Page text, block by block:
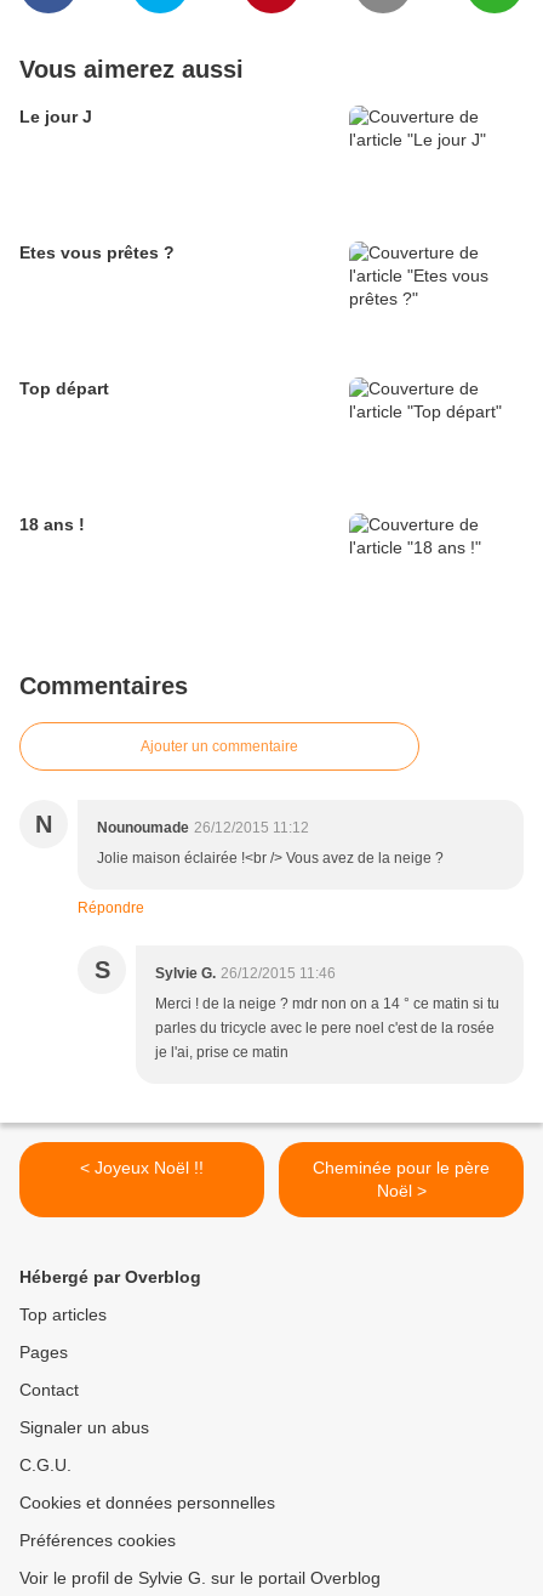
Vous aimerez aussi
Le jour J
Etes vous prêtes ?
Top départ
18 ans !
Commentaires
Ajouter un commentaire
N Nounoumade 26/12/2015 11:12
Jolie maison éclairée !<br /> Vous avez de la neige ?
Répondre
S Sylvie G. 26/12/2015 11:46
Merci ! de la neige ? mdr non on a 14 ° ce matin si tu
parles du tricycle avec le pere noel c'est de la rosée
je l'ai, prise ce matin
< Joyeux Noël !!
Cheminée pour le père
Noël >
Hébergé par Overblog
Top articles
Pages
Contact
Signaler un abus
C.G.U.
Cookies et données personnelles
Préférences cookies
Voir le profil de Sylvie G. sur le portail Overblog